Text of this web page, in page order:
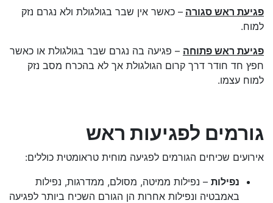
פגיעת ראש סגורה – כאשר אין שבר בגולגולת ולא נגרם נזק
למוח.
פגיעת ראש פתוחה – פגיעה בה נגרם שבר בגולגולת או כאשר
חפץ חד חודר דרך קרום הגולגולת אך לא בהכרח מסב נזק
למוח עצמו.
גורמים לפגיעות ראש
אירועים שכיחים הגורמים לפגיעה מוחית טראומטית כוללים:
נפילות – נפילות ממיטה, מסולם, ממדרגות, נפילות
באמבטיה ונפילות אחרות הן הגורם השכיח ביותר לפגיעה